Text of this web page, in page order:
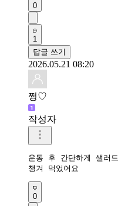
0
1
답글 쓰기
2026.05.21 08:20
쩡♡
작성자
운동 후 간단하게 샐러드
챙겨 먹었어요
0